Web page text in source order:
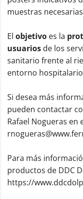
muestras
El objetivo es la
usuarios de los
sanitario frente al
entorno
Si desea más
pueden contactar
Rafael Nogueras en
Para más
productos de DDC
https://